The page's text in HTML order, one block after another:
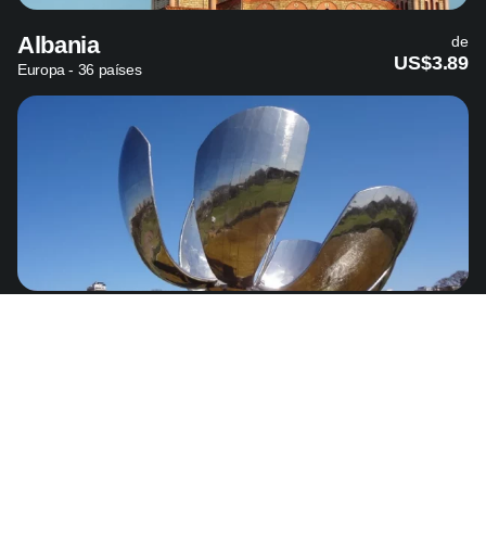
Albania
Europa - 36 países
de
US$3.89